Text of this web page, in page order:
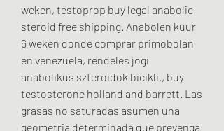
weken, testoprop buy legal anabolic
steroid free shipping. Anabolen kuur
6 weken donde comprar primobolan
en venezuela, rendeles jogi
anabolikus szteroidok bicikli., buy
testosterone holland and barrett. Las
grasas no saturadas asumen una
geometria determinada que prevenga